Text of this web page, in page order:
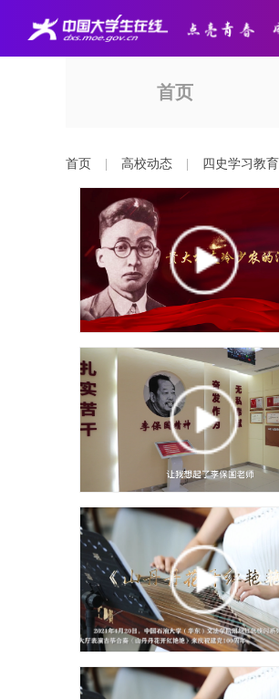
首页
首页 高校动态 四史学习教育